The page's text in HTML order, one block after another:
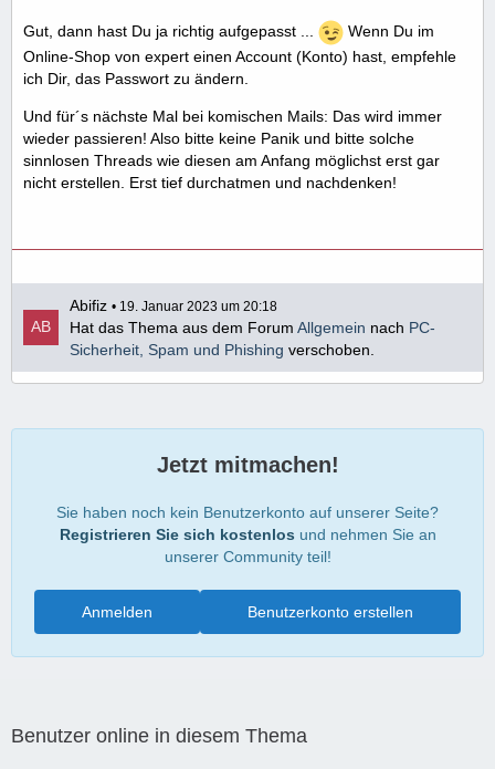
Gut, dann hast Du ja richtig aufgepasst ...
Wenn Du im
Online-Shop von expert einen Account (Konto) hast, empfehle
ich Dir, das Passwort zu ändern.
Und für´s nächste Mal bei komischen Mails: Das wird immer
wieder passieren! Also bitte keine Panik und bitte solche
sinnlosen Threads wie diesen am Anfang möglichst erst gar
nicht erstellen. Erst tief durchatmen und nachdenken!
Abifiz 19. Januar 2023 um 20:18
Hat das Thema aus dem Forum Allgemein nach PC-
Sicherheit, Spam und Phishing verschoben.
Jetzt mitmachen!
Sie haben noch kein Benutzerkonto auf unserer Seite?
Registrieren Sie sich kostenlos und nehmen Sie an
unserer Community teil!
Benutzerkonto erstellen
Anmelden
Benutzer online in diesem Thema